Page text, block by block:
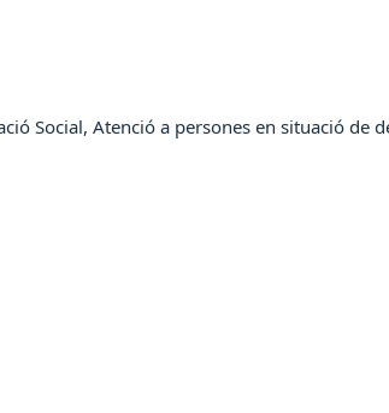
Social, Atenció a persones en situació de